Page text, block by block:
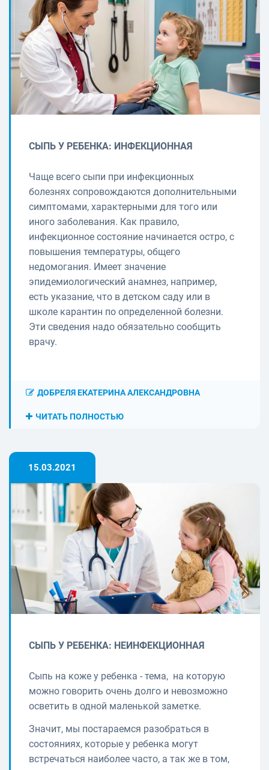
СЫПЬ У РЕБЕНКА: ИНФЕКЦИОННАЯ
Чаще всего сыпи при инфекционных
болезнях сопровождаются дополнительными
симптомами, характерными для того или
иного заболевания. Как правило,
инфекционное состояние начинается остро, с
повышения температуры, общего
недомогания. Имеет значение
эпидемиологический анамнез, например,
есть указание, что в детском саду или в
школе карантин по определенной болезни.
Эти сведения надо обязательно сообщить
врачу.
ДОБРЕЛЯ ЕКАТЕРИНА АЛЕКСАНДРОВНА
ЧИТАТЬ ПОЛНОСТЬЮ
15.03.2021
СЫПЬ У РЕБЕНКА: НЕИНФЕКЦИОННАЯ
Сыпь на коже у ребенка - тема, на которую
можно говорить очень долго и невозможно
осветить в одной маленькой заметке.
Значит, мы постараемся разобраться в
состояниях, которые у ребенка могут
встречаться наиболее часто, а так же в том,